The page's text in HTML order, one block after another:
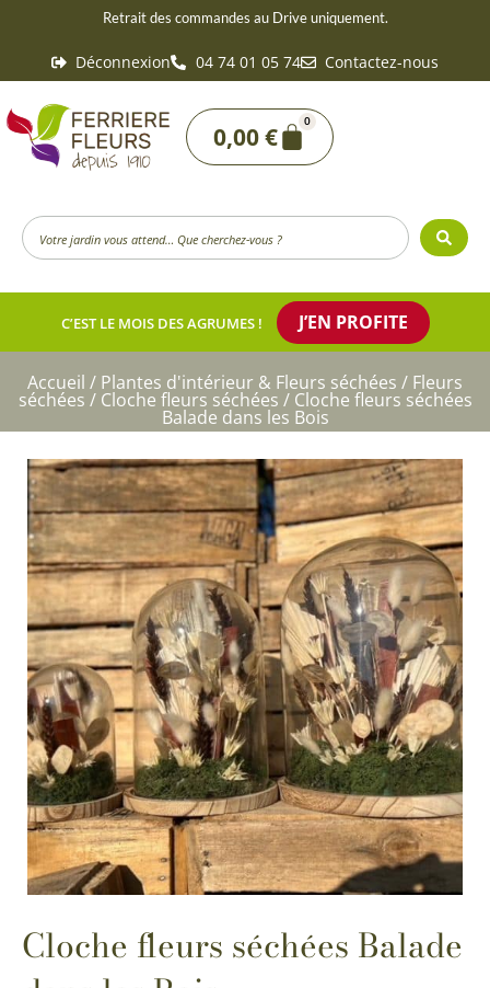
contenu
Retrait des commandes au Drive uniquement.
Déconnexion 04 74 01 05 74 Contactez-nous
0,00€
0
Panier
Search
...
C’EST LE MOIS DES AGRUMES ! J’EN PROFITE
Accueil / Plantes d'intérieur & Fleurs séchées / Fleurs
séchées / Cloche fleurs séchées / Cloche fleurs séchées
Balade dans les Bois
Cloche fleurs séchées Balade